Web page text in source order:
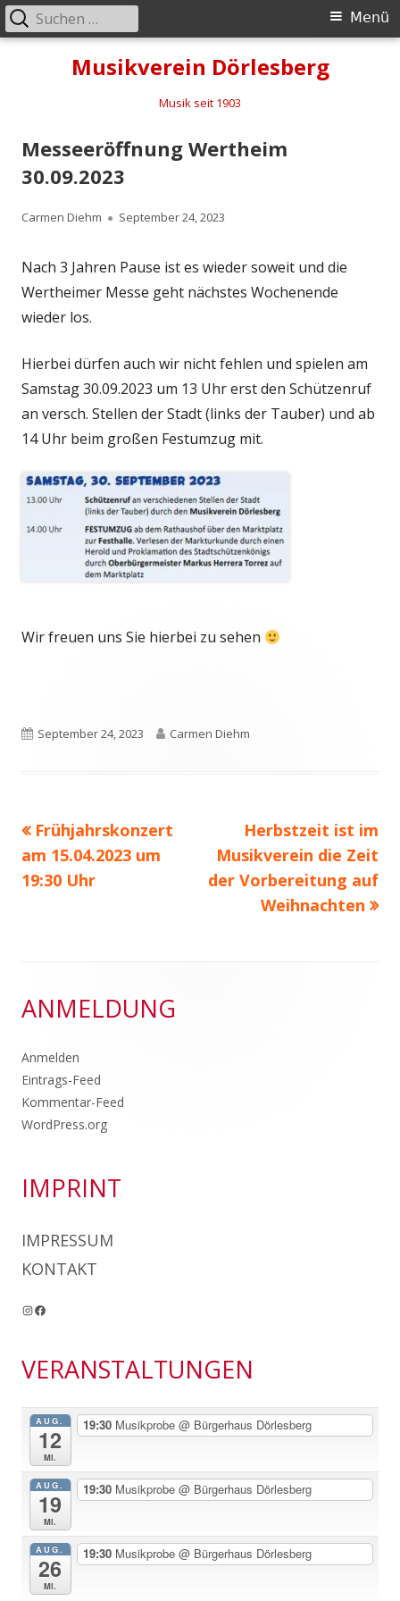
Musikverein Dörlesberg
Musik seit 1903
Primäres
Menü
Suchen
nach:
Messeeröffnung Wertheim
30.09.2023
Autor
Carmen Diehm
Veröffentlicht
September 24, 2023
Nach 3 Jahren Pause ist es wieder soweit und die
Wertheimer Messe geht nächstes Wochenende
wieder los.
Hierbei dürfen auch wir nicht fehlen und spielen am
Samstag 30.09.2023 um 13 Uhr erst den Schützenruf
an versch. Stellen der Stadt (links der Tauber) und ab
14 Uhr beim großen Festumzug mit.
Wir freuen uns Sie hierbei zu sehen
Veröffentlicht
September 24, 2023 Autor
Carmen Diehm
Beitragsnavigation
Vorheriger
Beitrag:
Frühjahrskonzert
am 15.04.2023 um
19:30 Uhr
Nächster
Beitrag
Herbstzeit ist im
Musikverein die Zeit
der Vorbereitung auf
Weihnachten
Inhalt
ANMELDUNG
Anmelden
Eintrags-Feed
Kommentar-Feed
WordPress.org
IMPRINT
IMPRESSUM
KONTAKT
Instagram
Facebook
VERANSTALTUNGEN
AUG.
12
Mi.
19:30 Musikprobe @ Bürgerhaus Dörlesberg
AUG.
19
Mi.
19:30 Musikprobe @ Bürgerhaus Dörlesberg
AUG.
26
Mi.
19:30 Musikprobe @ Bürgerhaus Dörlesberg